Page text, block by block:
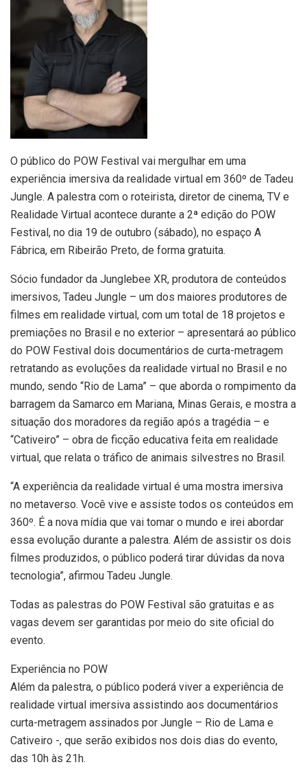
O público do POW Festival vai mergulhar em uma
experiência imersiva da realidade virtual em 360º de Tadeu
Jungle. A palestra com o roteirista, diretor de cinema, TV e
Realidade Virtual acontece durante a 2ª edição do POW
Festival, no dia 19 de outubro (sábado), no espaço A
Fábrica, em Ribeirão Preto, de forma gratuita.
Sócio fundador da Junglebee XR, produtora de conteúdos
imersivos, Tadeu Jungle – um dos maiores produtores de
filmes em realidade virtual, com um total de 18 projetos e
premiações no Brasil e no exterior – apresentará ao público
do POW Festival dois documentários de curta-metragem
retratando as evoluções da realidade virtual no Brasil e no
mundo, sendo “Rio de Lama” – que aborda o rompimento da
barragem da Samarco em Mariana, Minas Gerais, e mostra a
situação dos moradores da região após a tragédia – e
“Cativeiro” – obra de ficção educativa feita em realidade
virtual, que relata o tráfico de animais silvestres no Brasil.
“A experiência da realidade virtual é uma mostra imersiva
no metaverso. Você vive e assiste todos os conteúdos em
360º. É a nova mídia que vai tomar o mundo e irei abordar
essa evolução durante a palestra. Além de assistir os dois
filmes produzidos, o público poderá tirar dúvidas da nova
tecnologia”, afirmou Tadeu Jungle.
Todas as palestras do POW Festival são gratuitas e as
vagas devem ser garantidas por meio do site oficial do
evento.
Experiência no POW
Além da palestra, o público poderá viver a experiência de
realidade virtual imersiva assistindo aos documentários
curta-metragem assinados por Jungle – Rio de Lama e
Cativeiro -, que serão exibidos nos dois dias do evento,
das 10h às 21h.